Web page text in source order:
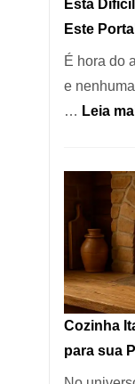
Está
Este
É hora do
e
… Leia
Cozinha
para sua